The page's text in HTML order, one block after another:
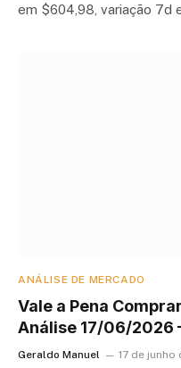
em $604,98, variação 7d
ANÁLISE DE MERCADO
Vale a Pena
Análise 17/06/2026
Geraldo Manuel 17 de junho